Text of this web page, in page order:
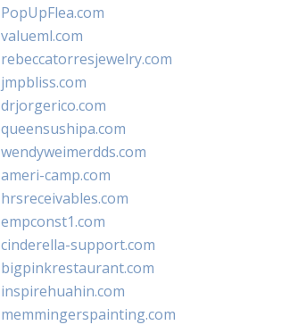
PopUpFlea.com
valueml.com
rebeccatorresjewelry.com
jmpbliss.com
drjorgerico.com
queensushipa.com
wendyweimerdds.com
ameri-camp.com
hrsreceivables.com
empconst1.com
cinderella-support.com
bigpinkrestaurant.com
inspirehuahin.com
memmingerspainting.com